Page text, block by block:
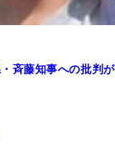
斉藤知事への批判が